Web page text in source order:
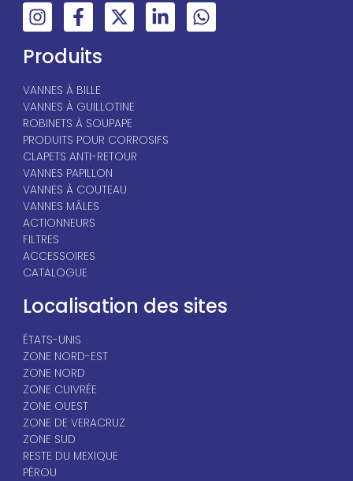
Produits
VANNES À BILLE
VANNES À GUILLOTINE
ROBINETS À SOUPAPE
PRODUITS POUR CORROSIFS
CLAPETS ANTI-RETOUR
VANNES PAPILLON
VANNES À COUTEAU
VANNES MÂLES
ACTIONNEURS
FILTRES
ACCESSOIRES
CATALOGUE
Localisation des sites
ÉTATS-UNIS
ZONE NORD-EST
ZONE NORD
ZONE CUIVRÉE
ZONE OUEST
ZONE DE VERACRUZ
ZONE SUD
RESTE DU MEXIQUE
PÉROU